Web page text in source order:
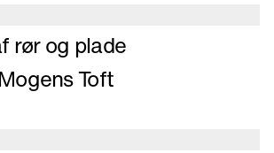
rør og plade
Mogens Toft